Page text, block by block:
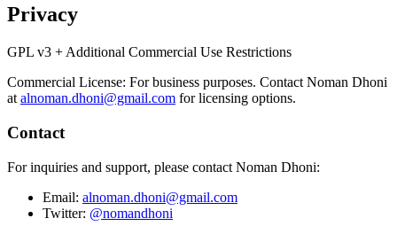
Privacy
GPL v3 + Additional Commercial Use Restrictions
Commercial License: For business purposes. Contact Noman Dhoni
at alnoman.dhoni@gmail.com for licensing options.
Contact
For inquiries and support, please contact Noman Dhoni:
Email: alnoman.dhoni@gmail.com
Twitter: @nomandhoni